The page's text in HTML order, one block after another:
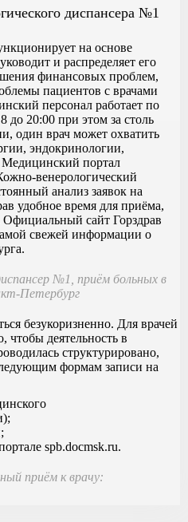
диспансера №1
на основе
и распределяет его
финансовых проблем,
пациентов с врачами
персонал работает по
до 20:00 при этом за столь
один врач может охватить
эндокринологии,
портал
венерологический
анализ заявок на
удобное время для приёма,
сайт Горздрав
свежей информации о
№1, приём больных в
Петербург
безукоризненно. Для врачей
чтобы деятельность в
структурировано,
формам записи на
spb.docmsk.ru.
приём к врачу: